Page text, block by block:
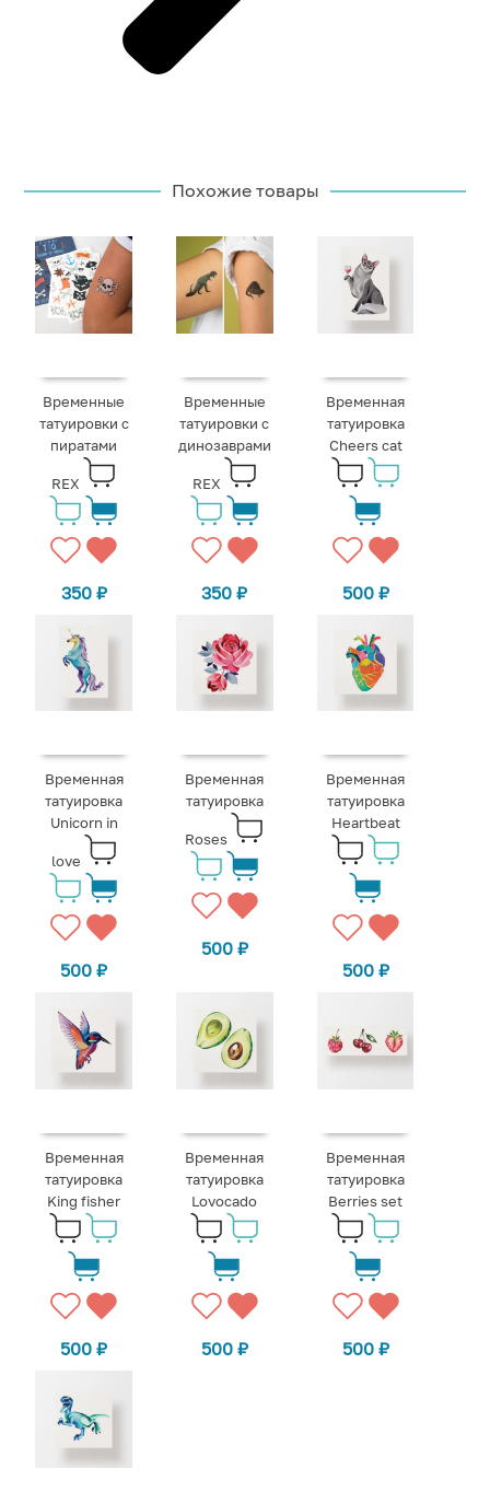
Похожие товары
Временные
татуировки с
пиратами
REX
350 ₽
Временные
татуировки с
динозаврами
REX
350₽
Временная
татуировка
Cheers cat
500 ₽
Временная
татуировка
Unicorn in
love
500₽
Временная
татуировка
Roses
500 ₽
Временная
татуировка
Heartbeat
500 ₽
Временная
татуировка
King fisher
500₽
Временная
татуировка
Lovocado
500 ₽
Временная
татуировка
Berries set
500 ₽